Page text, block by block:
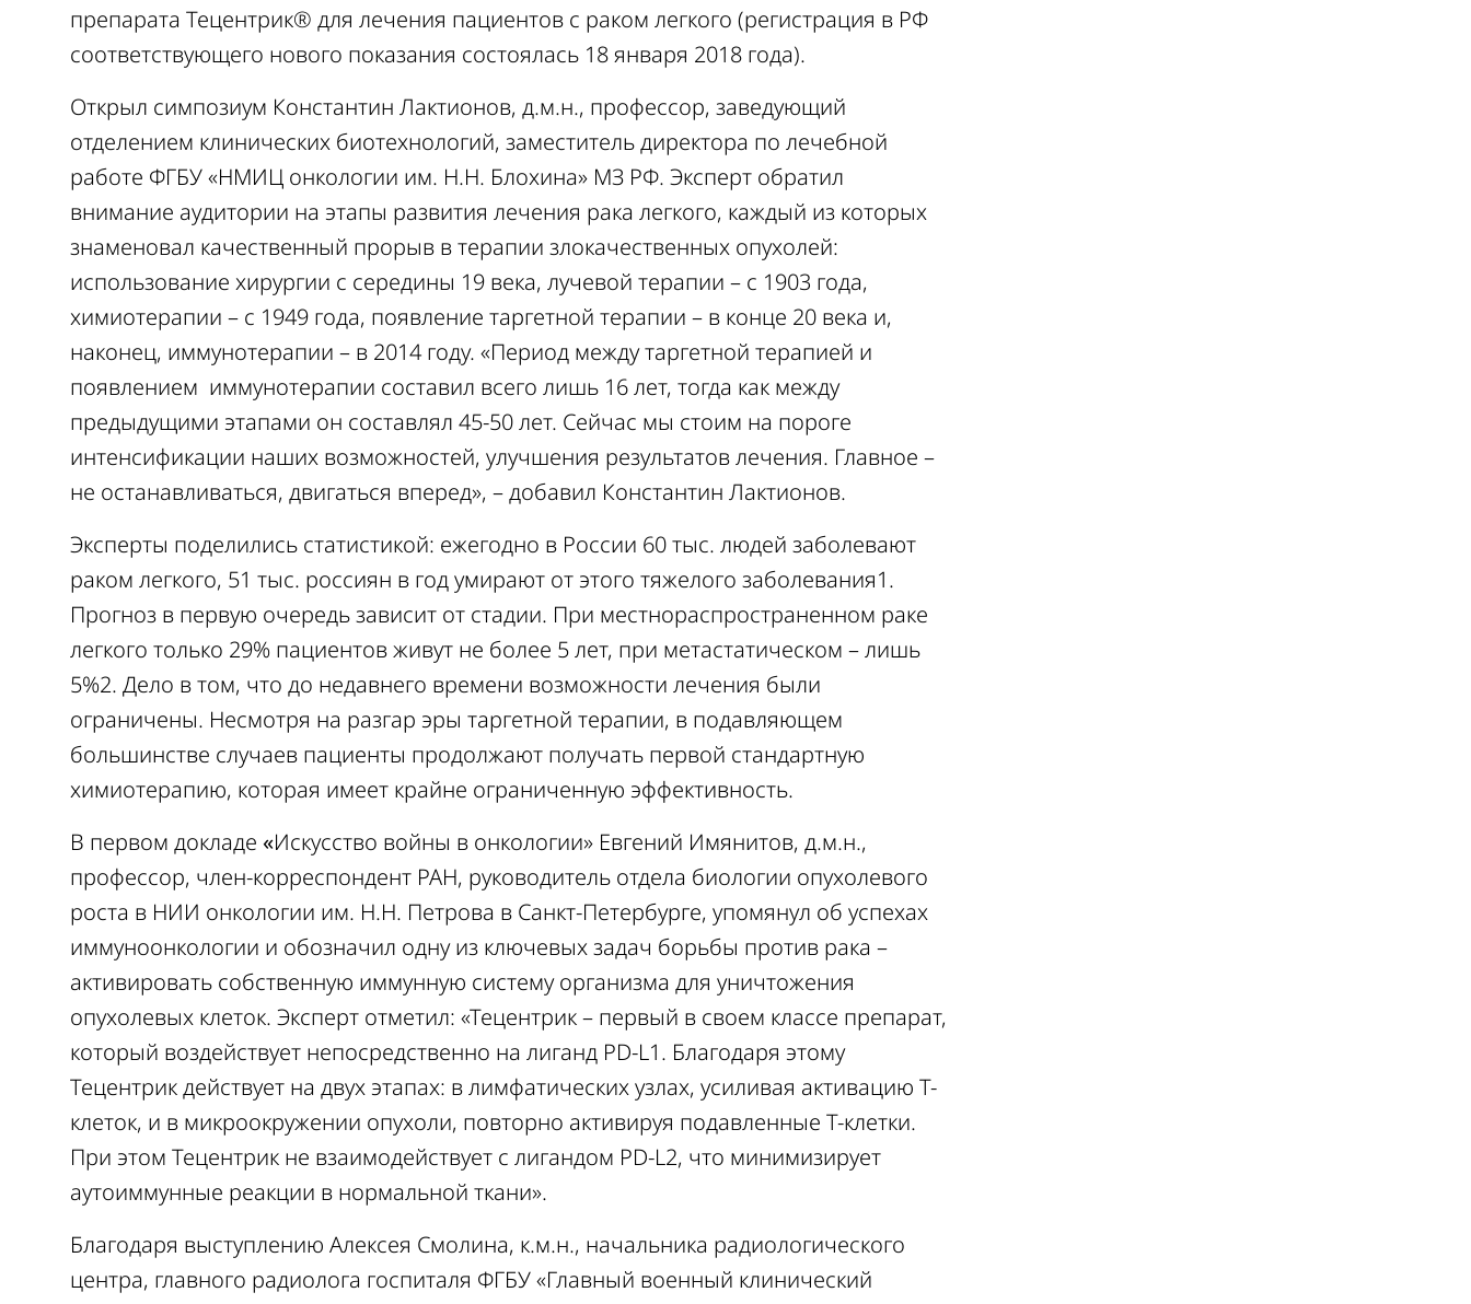
препарата Тецентрик® для лечения пациентов с раком легкого (регистрация в РФ
соответствующего нового показания состоялась 18 января 2018 года).
Открыл симпозиум Константин Лактионов, д.м.н., профессор, заведующий
отделением клинических биотехнологий, заместитель директора по лечебной
работе ФГБУ «НМИЦ онкологии им. Н.Н. Блохина» МЗ РФ. Эксперт обратил
внимание аудитории на этапы развития лечения рака легкого, каждый из которых
знаменовал качественный прорыв в терапии злокачественных опухолей:
использование хирургии с середины 19 века, лучевой терапии – с 1903 года,
химиотерапии – с 1949 года, появление таргетной терапии – в конце 20 века и,
наконец, иммунотерапии – в 2014 году. «Период между таргетной терапией и
появлением иммунотерапии составил всего лишь 16 лет, тогда как между
предыдущими этапами он составлял 45-50 лет. Сейчас мы стоим на пороге
интенсификации наших возможностей, улучшения результатов лечения. Главное –
не останавливаться, двигаться вперед», – добавил Константин Лактионов.
Эксперты поделились статистикой: ежегодно в России 60 тыс. людей заболевают
раком легкого, 51 тыс. россиян в год умирают от этого тяжелого заболевания1.
Прогноз в первую очередь зависит от стадии. При местнораспространенном раке
легкого только 29% пациентов живут не более 5 лет, при метастатическом – лишь
5%2. Дело в том, что до недавнего времени возможности лечения были
ограничены. Несмотря на разгар эры таргетной терапии, в подавляющем
большинстве случаев пациенты продолжают получать первой стандартную
химиотерапию, которая имеет крайне ограниченную эффективность.
В первом докладе «Искусство войны в онкологии» Евгений Имянитов, д.м.н.,
профессор, член-корреспондент РАН, руководитель отдела биологии опухолевого
роста в НИИ онкологии им. Н.Н. Петрова в Санкт-Петербурге, упомянул об успехах
иммуноонкологии и обозначил одну из ключевых задач борьбы против рака –
активировать собственную иммунную систему организма для уничтожения
опухолевых клеток. Эксперт отметил: «Тецентрик – первый в своем классе препарат,
который воздействует непосредственно на лиганд PD-L1. Благодаря этому
Тецентрик действует на двух этапах: в лимфатических узлах, усиливая активацию Т-
клеток, и в микроокружении опухоли, повторно активируя подавленные Т-клетки.
При этом Тецентрик не взаимодействует с лигандом PD-L2, что минимизирует
аутоиммунные реакции в нормальной ткани».
Благодаря выступлению Алексея Смолина, к.м.н., начальника радиологического
центра, главного радиолога госпиталя ФГБУ «Главный военный клинический